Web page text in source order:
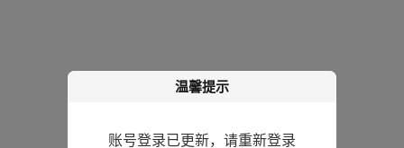
温馨提示
账号登录已更新，请重新登录